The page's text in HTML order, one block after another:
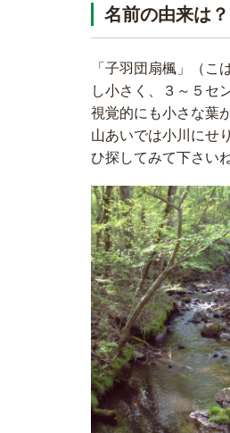
名前の由来は
「子羽団扇楓」（
し小さく、３～５セ
視覚的にも小さな葉
山あいでは小川にせ
ひ探してみて下さい